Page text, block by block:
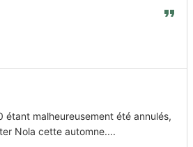
étant malheureusement été annulés,
Nola cette automne....